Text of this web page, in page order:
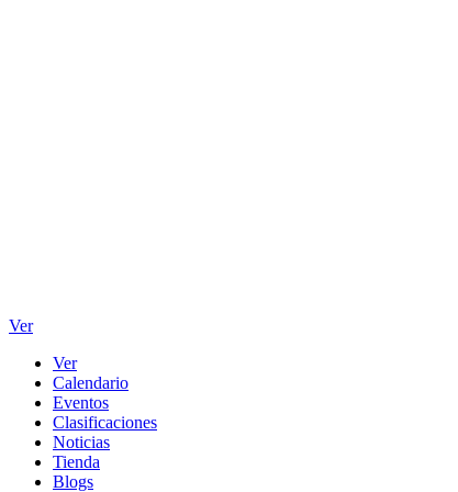
Ver
Ver
Calendario
Eventos
Clasificaciones
Noticias
Tienda
Blogs